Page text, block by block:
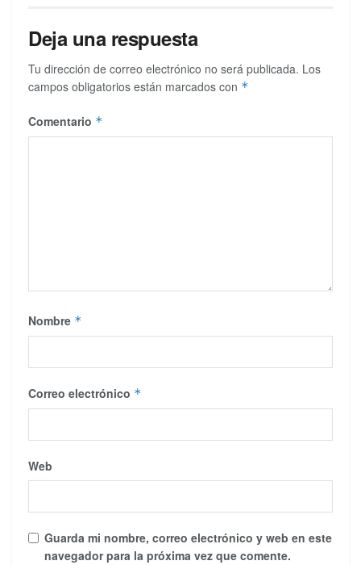
Deja una respuesta
Tu dirección de correo electrónico no será publicada. Los
campos obligatorios están marcados con *
Comentario *
Nombre *
Correo electrónico *
Web
Guarda mi nombre, correo electrónico y web en este
navegador para la próxima vez que comente.